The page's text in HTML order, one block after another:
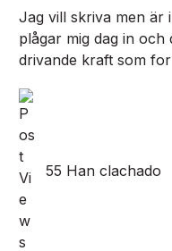
Jag vill skriva men är
plågar mig dag in
drivande kraft som
55 Han clachado